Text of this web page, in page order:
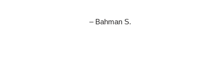
– Bahman S.